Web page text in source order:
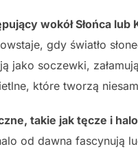
wokół Słońca
gdy światło
jako soczewki,
które tworzą
takie jak tęcze i
od dawna fascynują